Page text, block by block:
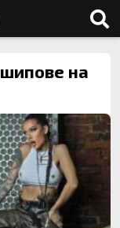
на